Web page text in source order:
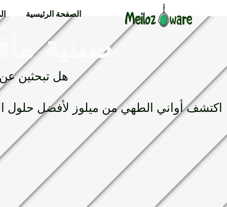
الصفحة الرئيسية
صينية
هل تبحثين
اكتشف أواني الطهي من ميلوز لأفضل حلول